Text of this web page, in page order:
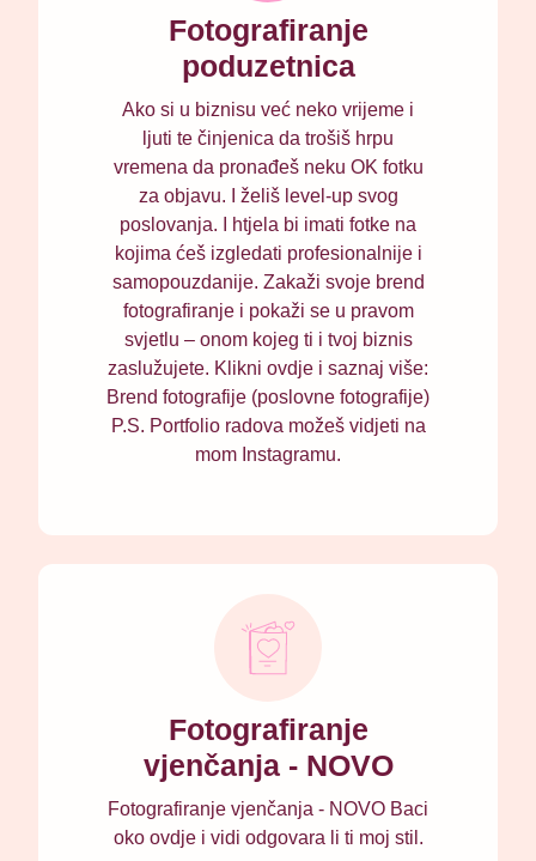
Fotografiranje
poduzetnica
Ako si u biznisu već neko vrijeme i
ljuti te činjenica da trošiš hrpu
vremena da pronađeš neku OK fotku
za objavu. I želiš level-up svog
poslovanja. I htjela bi imati fotke na
kojima ćeš izgledati profesionalnije i
samopouzdanije. Zakaži svoje brend
fotografiranje i pokaži se u pravom
svjetlu – onom kojeg ti i tvoj biznis
zaslužujete. Klikni ovdje i saznaj više:
Brend fotografije (poslovne fotografije)
P.S. Portfolio radova možeš vidjeti na
mom Instagramu.
Fotografiranje
vjenčanja - NOVO
Fotografiranje vjenčanja - NOVO Baci
oko ovdje i vidi odgovara li ti moj stil.